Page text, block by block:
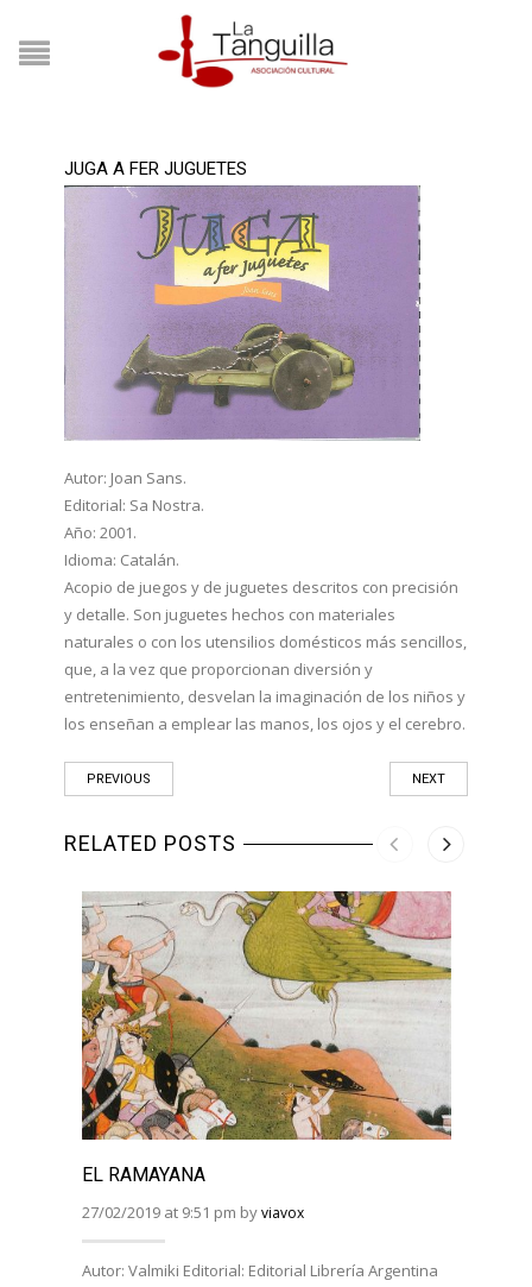
JUGA A FER JUGUETES
Autor: Joan Sans.
Editorial: Sa Nostra.
Año: 2001.
Idioma: Catalán.
Acopio de juegos y de juguetes descritos con precisión
y detalle. Son juguetes hechos con materiales
naturales o con los utensilios domésticos más sencillos,
que, a la vez que proporcionan diversión y
entretenimiento, desvelan la imaginación de los niños y
los enseñan a emplear las manos, los ojos y el cerebro.
PREVIOUS NEXT
RELATED POSTS
EL RAMAYANA
27/02/2019 at 9:51 pm byviavox
Autor: Valmiki Editorial: Editorial Librería Argentina